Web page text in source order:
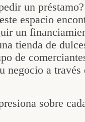
un
espacio
un
tienda de
de
negocio a través
sobre